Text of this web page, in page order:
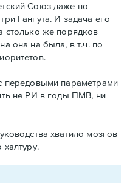
Союз даже по
Гангута. И задача его
столько же порядков
она на была, в т.ч. по
передовыми параметрами
не РИ в годы ПМВ, ни
хватило мозгов
халтуру.